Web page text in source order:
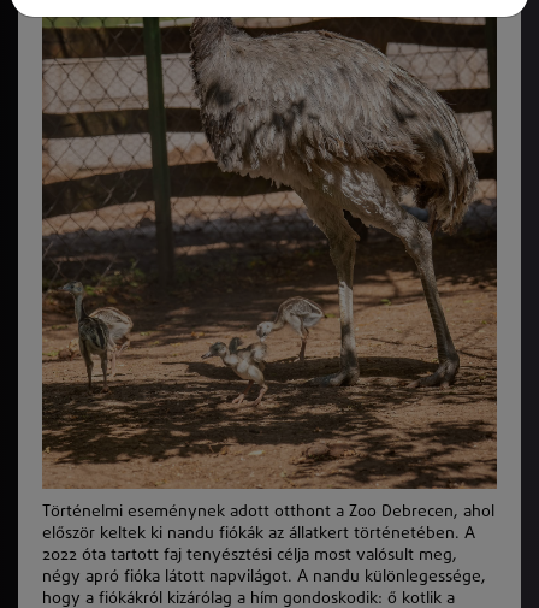
Történelmi eseménynek adott otthont a Zoo Debrecen, ahol
először keltek ki nandu fiókák az állatkert történetében. A
2022 óta tartott faj tenyésztési célja most valósult meg,
négy apró fióka látott napvilágot. A nandu különlegessége,
hogy a fiókákról kizárólag a hím gondoskodik: ő kotlik a